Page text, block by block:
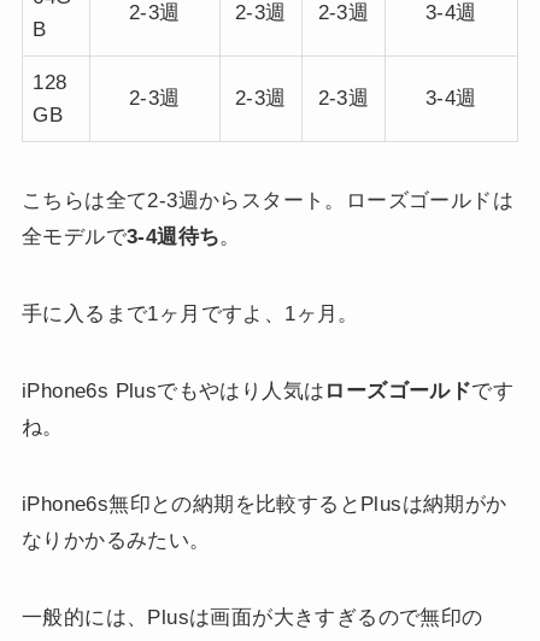
B
2-3週 2-3週 2-3週 3-4週
128
GB
2-3週 2-3週 2-3週 3-4週
こちらは全て2-3週からスタート。ローズゴールドは
全モデルで3-4週待ち。
手に入るまで1ヶ月ですよ、1ヶ月。
iPhone6s Plusでもやはり人気は ローズゴールドです
ね。
iPhone6s無印との納期を比較するとPlusは納期がか
なりかかるみたい。
一般的には、Plusは画面が大きすぎるので無印の